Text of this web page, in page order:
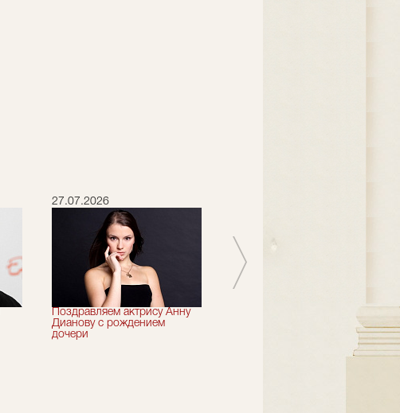
27.07.2026
Поздравляем актрису Анну
Дианову с рождением
дочери
Cetera" Петру Смидовичу